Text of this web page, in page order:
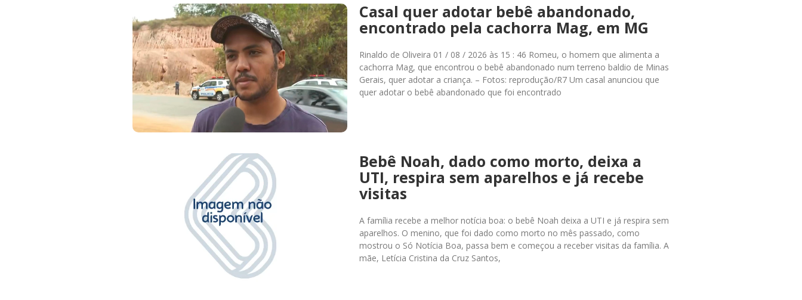
Casal quer adotar bebê abandonado,
encontrado pela cachorra Mag, em MG
Rinaldo de Oliveira 01 / 08 / 2026 às 15 : 46 Romeu, o homem que alimenta a
cachorra Mag, que encontrou o bebê abandonado num terreno baldio de Minas
Gerais, quer adotar a criança. – Fotos: reprodução/R7 Um casal anunciou que
quer adotar o bebê abandonado que foi encontrado
Bebê Noah, dado como morto, deixa a
UTI, respira sem aparelhos e já recebe
visitas
A família recebe a melhor notícia boa: o bebê Noah deixa a UTI e já respira sem
aparelhos. O menino, que foi dado como morto no mês passado, como
mostrou o Só Notícia Boa, passa bem e começou a receber visitas da família. A
mãe, Letícia Cristina da Cruz Santos,